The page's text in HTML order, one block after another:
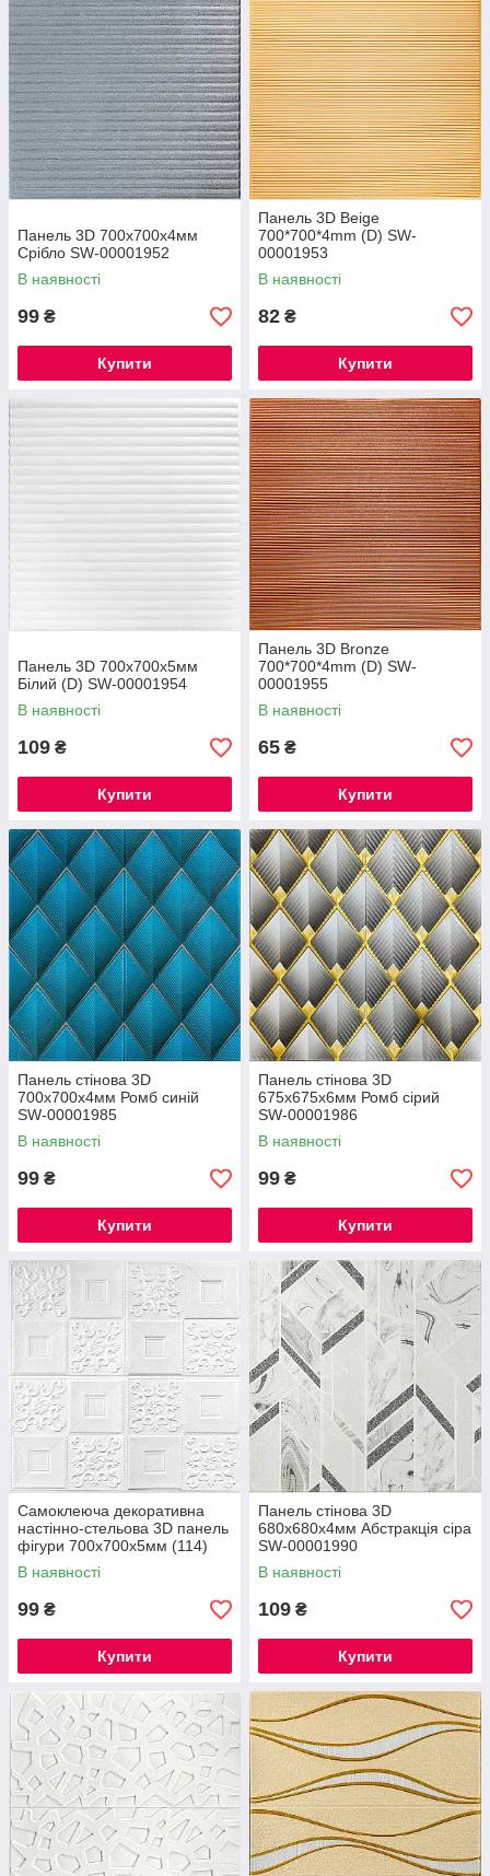
Панель 3D 700х700х4мм
Срібло SW-00001952
В наявності
99 ₴
Купити
Панель 3D Beige
700*700*4mm (D) SW-
00001953
В наявності
82 ₴
Купити
Панель 3D 700х700х5мм
Білий (D) SW-00001954
В наявності
109 ₴
Купити
Панель 3D Bronze
700*700*4mm (D) SW-
00001955
В наявності
65 ₴
Купити
Панель стінова 3D
700х700х4мм Ромб синій
SW-00001985
В наявності
99 ₴
Купити
Панель стінова 3D
675х675х6мм Ромб сірий
SW-00001986
В наявності
99 ₴
Купити
Самоклеюча декоративна
настінно-стельова 3D панель
фігури 700х700х5мм (114)
SW-00000006
В наявності
99 ₴
Купити
Панель стінова 3D
680х680х4мм Абстракція сіра
SW-00001990
В наявності
109 ₴
Купити